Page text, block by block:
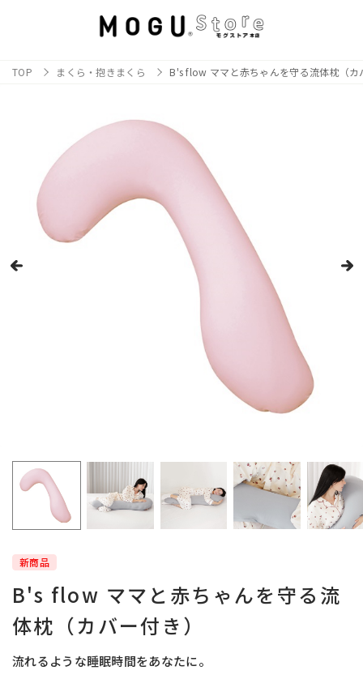
TOP まくら・抱きまくら B's flow ママと赤ちゃんを守る流体枕（カ
新商品
B's flow ママと赤ちゃんを守る流
体枕（カバー付き）
流れるような睡眠時間をあなたに。